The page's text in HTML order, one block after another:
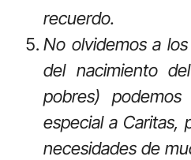
recuerdo.
No olvidemos a
del nacimiento
pobres)
especial a Caritas,
necesidades de